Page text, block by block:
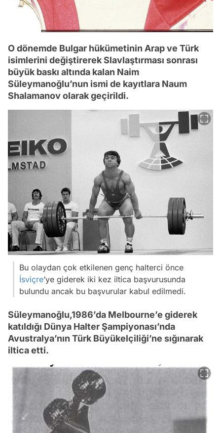
O dönemde Bulgar hükümetinin Arap ve Türk
isimlerini değiştirerek Slavlaştırması sonrası
büyük baskı altında kalan Naim
Süleymanoğlu’nun ismi de kayıtlara Naum
Shalamanov olarak geçirildi.
Bu olaydan çok etkilenen genç halterci önce
İsviçre’ye giderek iki kez iltica başvurusunda
bulundu ancak bu başvurular kabul edilmedi.
Süleymanoğlu,1986’da Melbourne’e giderek
katıldığı Dünya Halter Şampiyonası’nda
Avustralya’nın Türk Büyükelçiliği’ne sığınarak
iltica etti.